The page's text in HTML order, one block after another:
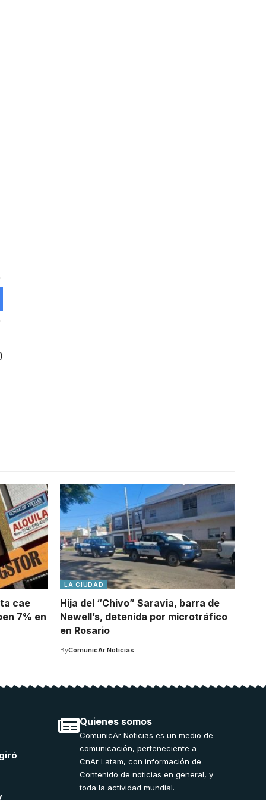
cae
7% en
LA CIUDAD
Hija del “Chivo” Saravia, barra de
Newell’s, detenida por microtráfico
en Rosario
ByComunicAr Noticias
Quienes somos
ComunicAr Noticias es un medio de
comunicación, perteneciente a
CnAr Latam, con información de
Contenido de noticias en general, y
toda la actividad mundial.